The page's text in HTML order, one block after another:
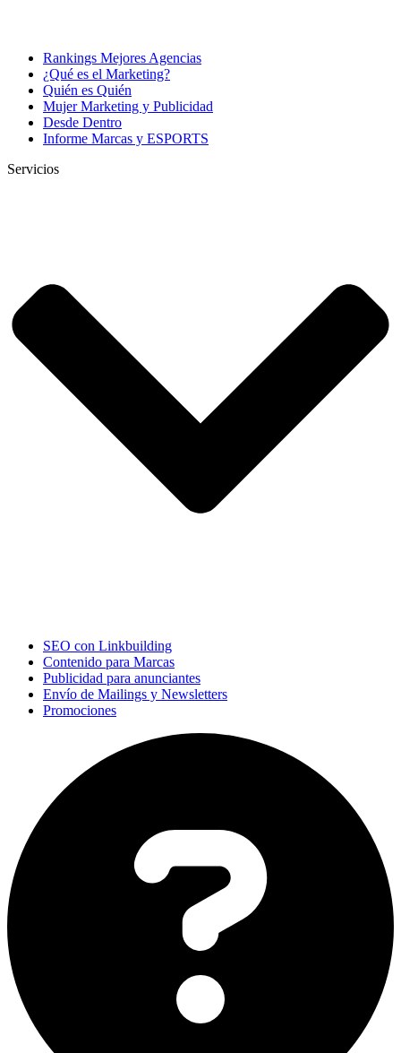
Rankings Mejores Agencias
¿Qué es el Marketing?
Quién es Quién
Mujer Marketing y Publicidad
Desde Dentro
Informe Marcas y ESPORTS
Servicios
SEO con Linkbuilding
Contenido para Marcas
Publicidad para anunciantes
Envío de Mailings y Newsletters
Promociones